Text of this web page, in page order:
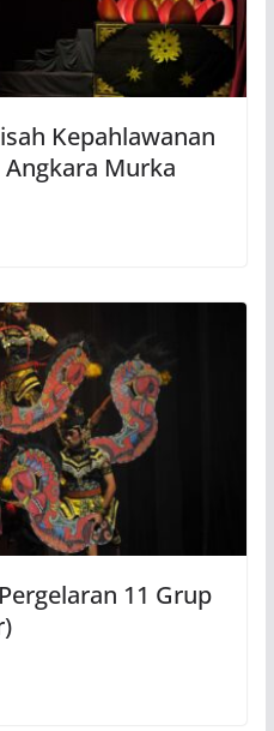
Kepahlawanan
Murka
11 Grup